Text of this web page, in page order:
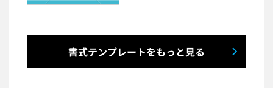
書式テンプレートをもっと見る